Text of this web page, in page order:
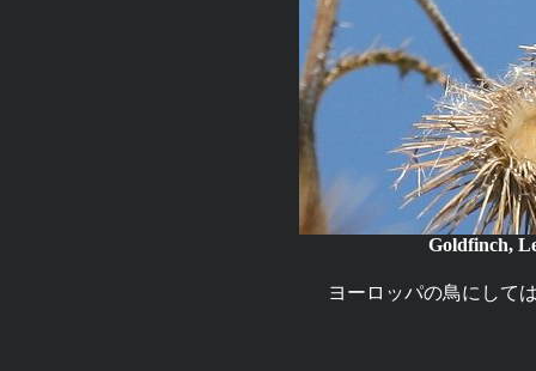
Goldfinch,
ヨーロッパの鳥にして